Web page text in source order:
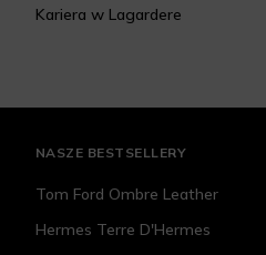
Kariera w Lagardere
NASZE BESTSELLERY
Tom Ford Ombre Leather
Hermes Terre D'Hermes